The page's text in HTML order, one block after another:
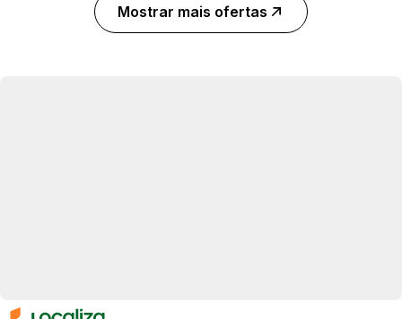
Mostrar mais ofertas